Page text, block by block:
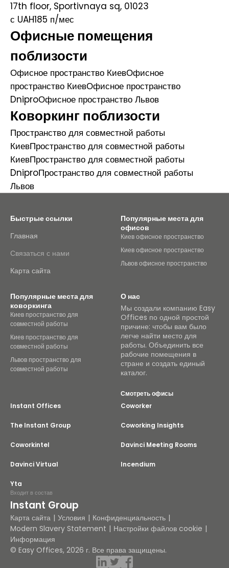
17th floor, Sportivnaya sq, 01023
с UAH185 п/мес
Офисные помещения
поблизости
Офисное пространство КиевОфисное
пространство КиевОфисное пространство
DniproОфисное пространство Львов
Коворкинг поблизости
Пространство для совместной работы
КиевПространство для совместной работы
КиевПространство для совместной работы
DniproПространство для совместной работы
Львов
Быстрые ссылки
Главная
Связаться с нами
Карта сайта
Популярные места для
офисов
Киев офисное пространство
Киев офисное пространство
Львов офисное пространство
Популярные места для
коворкинга
Киев пространство для
совместной работы
Киев пространство для
совместной работы
Львов пространство для
совместной работы
О нас
Мы создали компанию Easy
Offices по одной простой
причине: чтобы вам было
легче найти место для
работы. Объединить все
рабочие помещения в
стране и создать единый
каталог.
Смотреть офисы
Instant Offices
Coworker
The Instant Group Coworking Insights
Coworkintel Davinci Meeting Rooms
Davinci Virtual Incendium
Yta
Входит в состав
Instant Group
Карта сайта Условия
Конфиденциальность
Modern Slavery Statement
Настройки файлов cookie
Информация
© Easy Offices, 2026 г. Все права защищены.